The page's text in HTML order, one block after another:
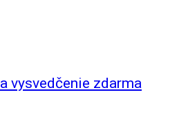
vysvedčenie zdarma